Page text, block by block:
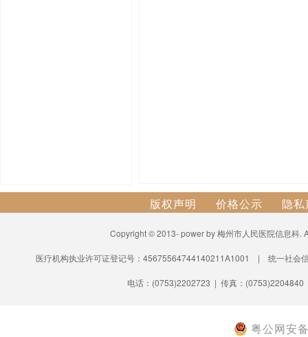
版权声明 价格公示 隐
Copyright © 2013- power by 梅州市人民医院信息科
医疗机构执业许可证登记号：45675564744140211A1001 | 统一社会
电话：(0753)2202723 | 传真：
粤公网安